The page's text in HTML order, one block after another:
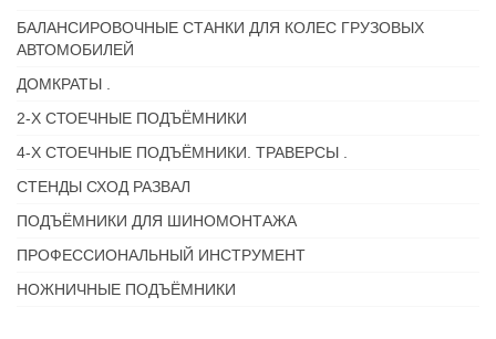
БАЛАНСИРОВОЧНЫЕ СТАНКИ ДЛЯ КОЛЕС ГРУЗОВЫХ
АВТОМОБИЛЕЙ
ДОМКРАТЫ .
2-Х СТОЕЧНЫЕ ПОДЪЁМНИКИ
4-Х СТОЕЧНЫЕ ПОДЪЁМНИКИ. ТРАВЕРСЫ .
СТЕНДЫ СХОД РАЗВАЛ
ПОДЪЁМНИКИ ДЛЯ ШИНОМОНТАЖА
ПРОФЕССИОНАЛЬНЫЙ ИНСТРУМЕНТ
НОЖНИЧНЫЕ ПОДЪЁМНИКИ